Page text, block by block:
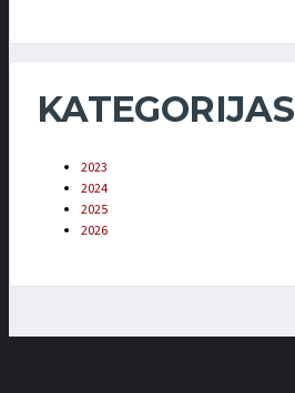
KATEGORIJAS
2023
2024
2025
2026